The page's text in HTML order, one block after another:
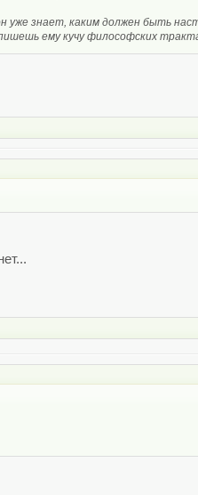
уже знает, каким должен быть
ему кучу философских